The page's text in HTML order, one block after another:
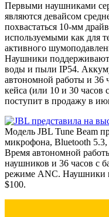
Первыми наушниками
являются девайсом
похвастаться 10-мм
используемыми как для
активного
Наушники
воды и пыли IP54.
автономной работы и 36
кейса (или 10 и 30 часов
поступит в продажу в
Модель JBL Tune Beam
микрофона, Bluetooth
Время автономной
наушников и 36 часов с
режиме ANC. Наушники
$100.